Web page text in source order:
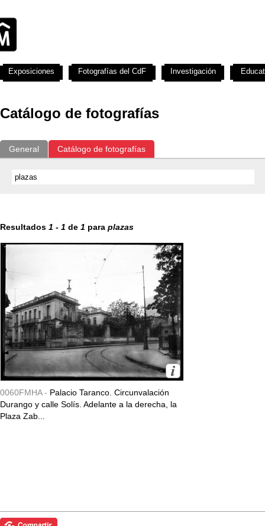
Catálogo de fotografías
General Catálogo de fotografías
Resultados 1 - 1 de 1 para plazas
0060FMHA - Palacio Taranco. Circunvalación
Durango y calle Solís. Adelante a la derecha, la
Plaza Zab...
Exposiciones Fotografías del CdF Investigación